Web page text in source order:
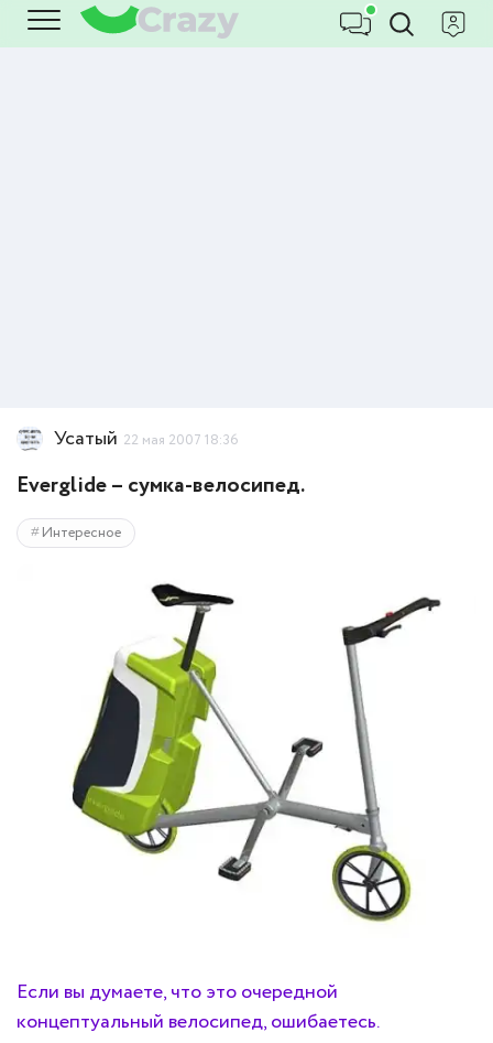
Усатый 22 мая 2007 18:36
Everglide – сумка-велосипед.
Интересное
Если вы думаете, что это очередной
концептуальный велосипед, ошибаетесь.